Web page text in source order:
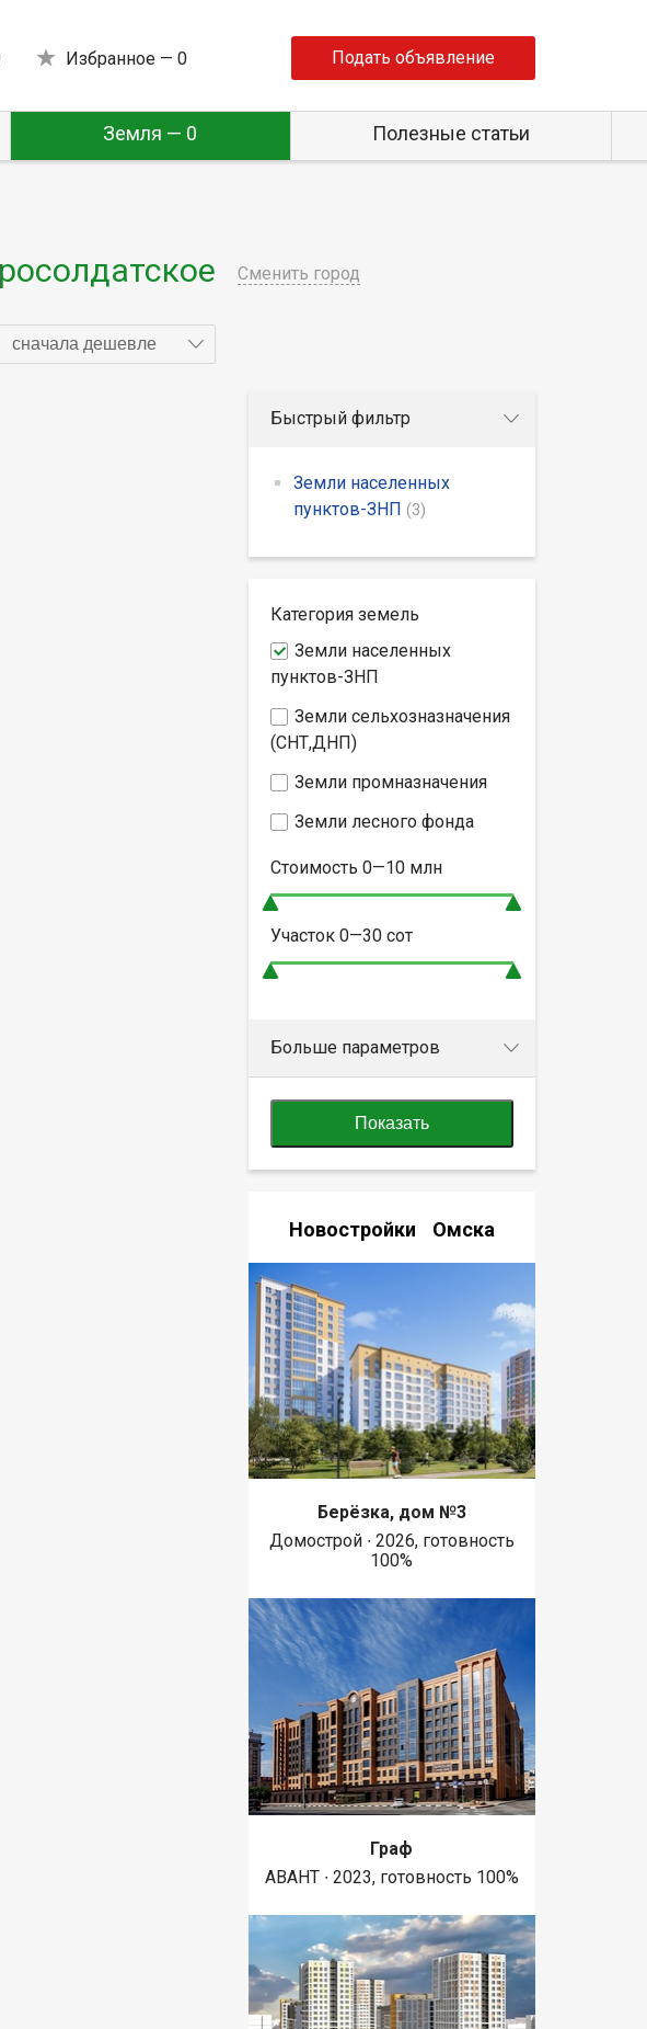
Избранное — 0 Подать объявление
Земля — 0 Полезные статьи
Сменить город
сначала дешевле
Быстрый фильтр
Земли населенных
пунктов-ЗНП (3)
Категория земель
Земли населенных
пунктов-ЗНП
Земли сельхозназначения
(СНТ,ДНП)
Земли промназначения
Земли лесного фонда
Стоимость 0—10млн
Участок 0—30сот
Больше параметров
Показать
Новостройки Омска
Берёзка, дом №3
Домострой ∙ 2026, готовность
100%
Граф
АВАНТ ∙ 2023, готовность 100%